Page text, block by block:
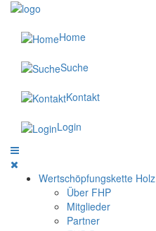
Home
Suche
Kontakt
Login
Wertschöpfungskette Holz
Über FHP
Mitglieder
Partner